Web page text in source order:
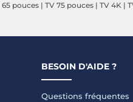
65 pouces | TV 75 pouces | TV 4K |
BESOIN D'AIDE ?
Questions fréquentes